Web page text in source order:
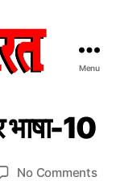
Menu
भाषा-10
No Commentso